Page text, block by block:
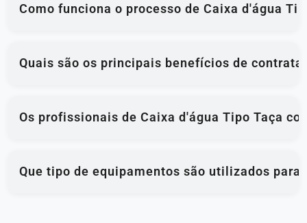
Como funciona o processo de Caixa d'água
Quais são os principais benefícios de
Os profissionais de Caixa d'água Tipo Taça
Que tipo de equipamentos são utilizados